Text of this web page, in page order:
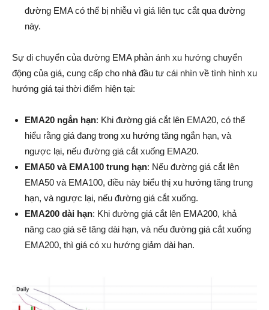
đường EMA có thể bị nhiễu vì giá liên tục cắt qua đường
này.
Sự di chuyển của đường EMA phản ánh xu hướng chuyển
động của giá, cung cấp cho nhà đầu tư cái nhìn về tình hình xu
hướng giá tại thời điểm hiện tại:
EMA20 ngắn hạn: Khi đường giá cắt lên EMA20, có thể
hiểu rằng giá đang trong xu hướng tăng ngắn hạn, và
ngược lại, nếu đường giá cắt xuống EMA20.
EMA50 và EMA100 trung hạn: Nếu đường giá cắt lên
EMA50 và EMA100, điều này biểu thị xu hướng tăng trung
hạn, và ngược lại, nếu đường giá cắt xuống.
EMA200 dài hạn: Khi đường giá cắt lên EMA200, khả
năng cao giá sẽ tăng dài hạn, và nếu đường giá cắt xuống
EMA200, thì giá có xu hướng giảm dài hạn.